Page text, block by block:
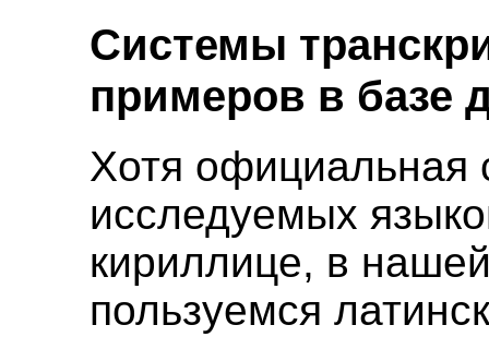
Системы
примеров в базе
Хотя официальная
исследуемых
кириллице, в
пользуемся